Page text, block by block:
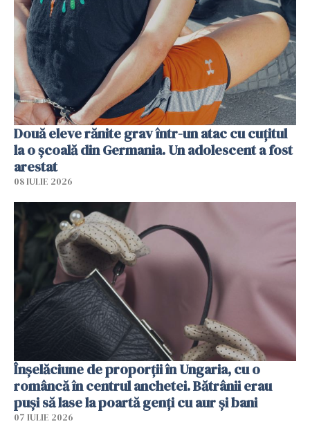
Două eleve rănite grav într-un atac cu cuțitul
la o școală din Germania. Un adolescent a fost
arestat
08 IULIE 2026
Înșelăciune de proporții în Ungaria, cu o
româncă în centrul anchetei. Bătrânii erau
puși să lase la poartă genți cu aur și bani
07 IULIE 2026